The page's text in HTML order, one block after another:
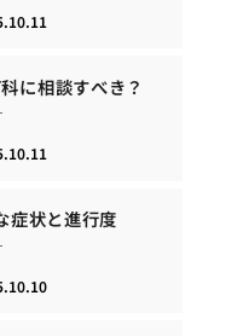
に相談すべき？
症状と進行度